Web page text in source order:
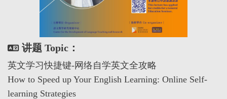
讲题 Topic：
英文学习快捷键-网络自学英文全攻略
How to Speed up Your English Learning: Online Self-
learning Strategies